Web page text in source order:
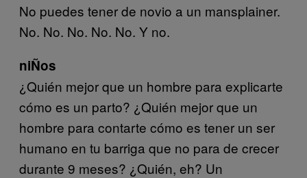
No puedes tener de novio a un mansplainer.
No. No. No. No. No. Y no.
niÑos
¿Quién mejor que un hombre para explicarte
cómo es un parto? ¿Quién mejor que un
hombre para contarte cómo es tener un ser
humano en tu barriga que no para de crecer
durante 9 meses? ¿Quién, eh? Un